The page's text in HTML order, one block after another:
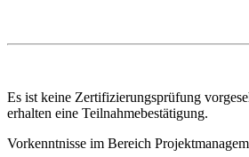
Es ist keine Zertifizierungsprüfung
erhalten eine Teilnahmebestätigung.
Vorkenntnisse im Bereich